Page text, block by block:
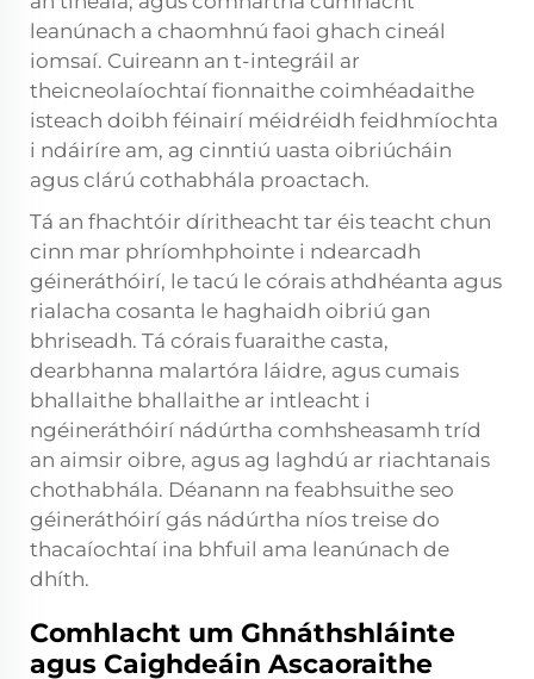
leanúnach a chaomhnú faoi ghach cineál
iomsaí. Cuireann an t-integráil ar
theicneolaíochtaí fionnaithe coimhéadaithe
isteach doibh féinairí méidréidh feidhmíochta
i ndáiríre am, ag cinntiú uasta oibriúcháin
agus clárú cothabhála proactach.
Tá an fhachtóir díritheacht tar éis teacht chun
cinn mar phríomhphointe i ndearcadh
géineráthóirí, le tacú le córais athdhéanta agus
rialacha cosanta le haghaidh oibriú gan
bhriseadh. Tá córais fuaraithe casta,
dearbhanna malartóra láidre, agus cumais
bhallaithe bhallaithe ar intleacht i
ngéineráthóirí nádúrtha comhsheasamh tríd
an aimsir oibre, agus ag laghdú ar riachtanais
chothabhála. Déanann na feabhsuithe seo
géineráthóirí gás nádúrtha níos treise do
thacaíochtaí ina bhfuil ama leanúnach de
dhíth.
Comhlacht um Ghnáthshláinte
agus Caighdeáin Ascaoraithe